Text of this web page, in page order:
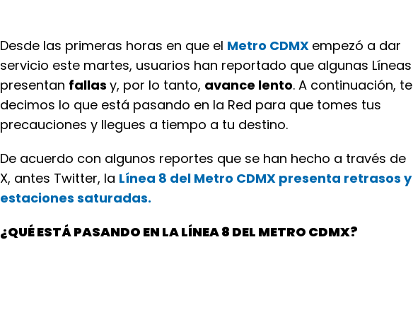
Desde las primeras horas en que el Metro CDMX empezó a dar
servicio este martes, usuarios han reportado que algunas Líneas
presentan fallas y, por lo tanto, avance lento. A continuación, te
decimos lo que está pasando en la Red para que tomes tus
precauciones y llegues a tiempo a tu destino.
De acuerdo con algunos reportes que se han hecho a través de
X, antes Twitter, la Línea 8 del Metro CDMX presenta retrasos y
estaciones saturadas.
¿QUÉ ESTÁ PASANDO EN LA LÍNEA 8 DEL METRO CDMX?